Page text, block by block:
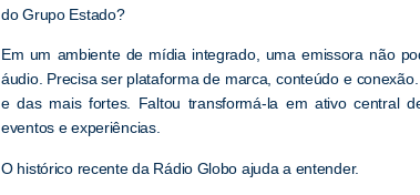
do Grupo Estado?
Em um ambiente de mídia integrado, uma emissora não
áudio. Precisa ser plataforma de marca, conteúdo e
e das mais fortes. Faltou transformá-la em ativo central
eventos e experiências.
O histórico recente da Rádio Globo ajuda a entender.